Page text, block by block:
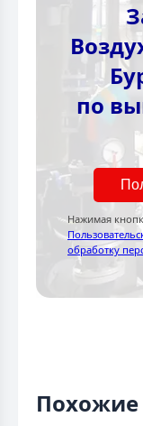
по
Нажимая
обработку